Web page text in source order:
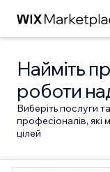
Найміть
роботи
Виберіть послуги
професіоналів,
цілей